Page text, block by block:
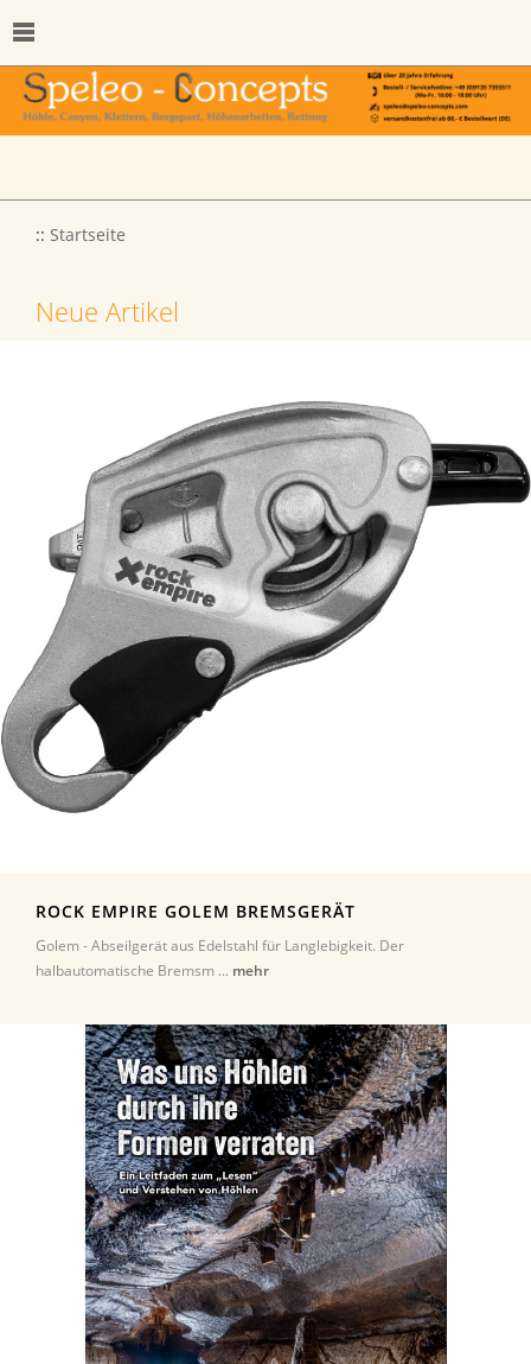
:: Startseite
Neue Artikel
ROCK EMPIRE GOLEM BREMSGERÄT
Golem - Abseilgerät aus Edelstahl für Langlebigkeit. Der
halbautomatische Bremsm ... mehr